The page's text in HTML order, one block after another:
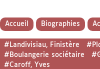
Accueil Biographies
#Landivisiau, Finistère
#Boulangerie sociétaire
#Caroff, Yves